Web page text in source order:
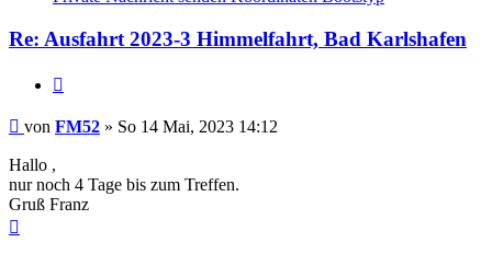
FM52
Re: Ausfahrt 2023-3 Himmelfahrt, Bad Karlshafen
Beitrag
von FM52 » So 14 Mai, 2023 14:12
Hallo ,
nur noch 4 Tage bis zum Treffen.
Gruß Franz